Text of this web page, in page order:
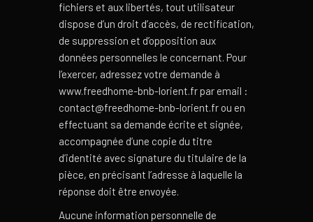
fichiers et aux libertés, tout utilisateur
dispose d’un droit d’accès, de rectification,
de suppression et d’opposition aux
données personnelles le concernant. Pour
l’exercer, adressez votre demande à
www.freedhome-bnb-lorient.fr par email :
contact@freedhome-bnb-lorient.fr ou en
effectuant sa demande écrite et signée,
accompagnée d’une copie du titre
d’identité avec signature du titulaire de la
pièce, en précisant l’adresse à laquelle la
réponse doit être envoyée.
Aucune information personnelle de